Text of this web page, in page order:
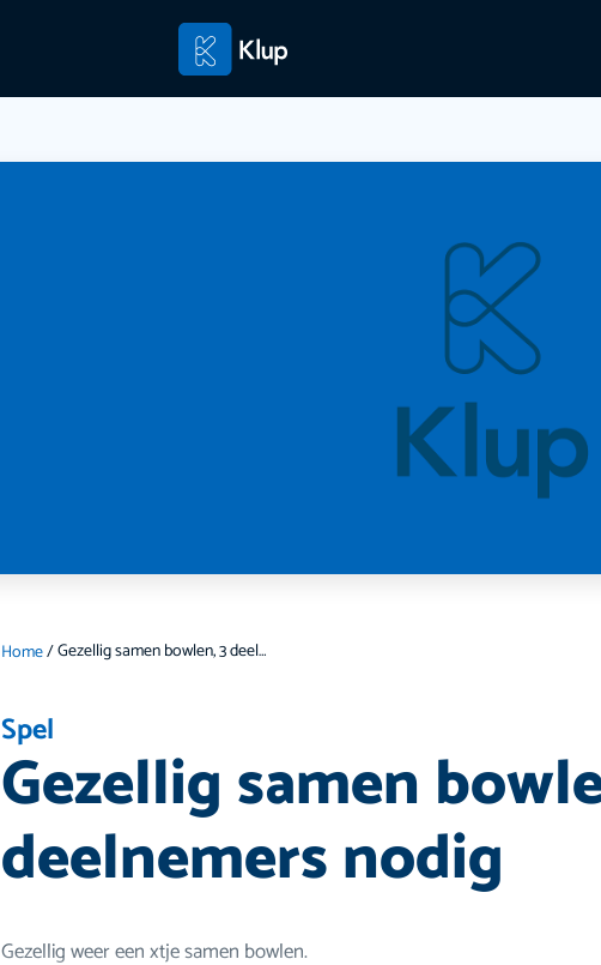
Home/ Gezellig samen bowlen, 3 deelnemers nodig
Spel
Gezellig samen
deelnemers nodig
Gezellig weer een xtje samen bowlen.